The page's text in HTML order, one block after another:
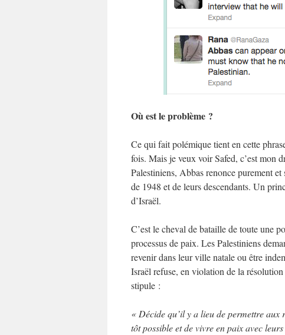
Où est le problème ?
Ce qui fait polémique tient en cette
fois. Mais je veux voir Safed, c’est mon
Palestiniens, Abbas renonce purement
de 1948 et de leurs descendants. Un
d’Israël.
C’est le cheval de bataille de toute une
processus de paix. Les Palestiniens
revenir dans leur ville natale ou être
Israël refuse, en violation de la
stipule :
« Décide qu’il y a lieu de permettre
tôt possible et de vivre en paix avec